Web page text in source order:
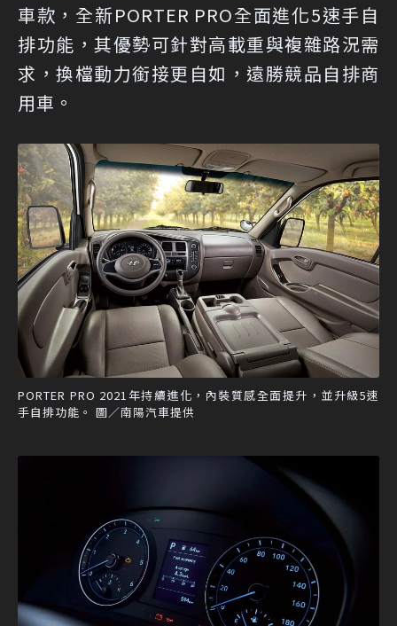
車款，全新PORTER PRO全面進化5速手自
排功能，其優勢可針對高載重與複雜路況需
求，換檔動力銜接更自如，遠勝競品自排商
用車。
PORTER PRO 2021年持續進化，內裝質感全面提升，並升級5速
手自排功能。 圖／南陽汽車提供